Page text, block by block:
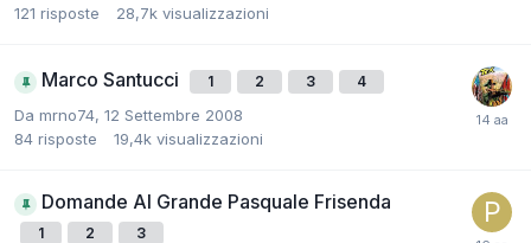
121 risposte 28,7k visualizzazioni
Marco Santucci 1 2 3 4
Da mrno74, 12 Settembre 2008
84 risposte 19,4k visualizzazioni
Domande Al Grande Pasquale Frisenda
1 2 3